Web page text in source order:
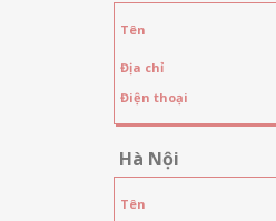
Tên
Địa chỉ
Điện thoại
Hà Nội
Tên